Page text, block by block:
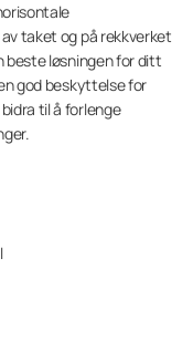
taket og på rekkverket
beste løsningen for ditt
god beskyttelse for
til å forlenge